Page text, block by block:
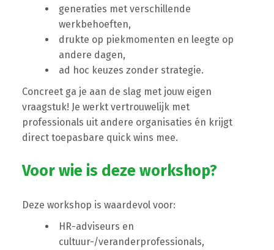
generaties met verschillende
werkbehoeften,
drukte op piekmomenten en leegte op
andere dagen,
ad hoc keuzes zonder strategie.
Concreet ga je aan de slag met jouw eigen
vraagstuk! Je werkt vertrouwelijk met
professionals uit andere organisaties én krijgt
direct toepasbare quick wins mee.
Voor wie is deze workshop?
Deze workshop is waardevol voor:
HR-adviseurs en
cultuur-/veranderprofessionals,